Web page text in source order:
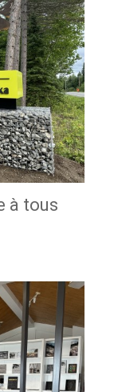
à tous